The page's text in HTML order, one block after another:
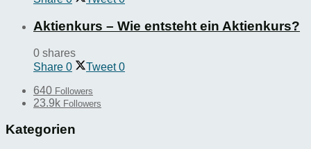
Aktienkurs – Wie entsteht ein Aktienkurs?
0 shares
Share 0 Tweet 0
640 Followers
23.9k Followers
Kategorien